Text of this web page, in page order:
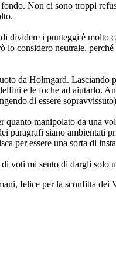
Non ci sono troppi
dividere i punteggi è molto
considero neutrale,
da Holmgard. Lasciando
e le foche ad aiutarlo.
di essere
manipolato da una
paragrafi siano ambientati
per essere una sorta di
voti mi sento di dargli solo
felice per la sconfitta